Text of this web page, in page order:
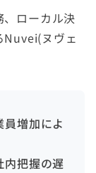
ローカル決
Nuvei(ヌヴェ
増加によ
内把握の遅